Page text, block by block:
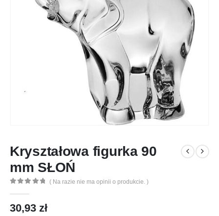
Kryształowa figurka 90
mm SŁOŃ
( Na razie nie ma opinii o produkcie. )
30,93 zł